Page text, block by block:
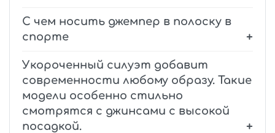
С чем носить джемпер в полоску в
спорте
Укороченный силуэт добавит
современности любому образу. Такие
модели особенно стильно
смотрятся с джинсами с высокой
посадкой.